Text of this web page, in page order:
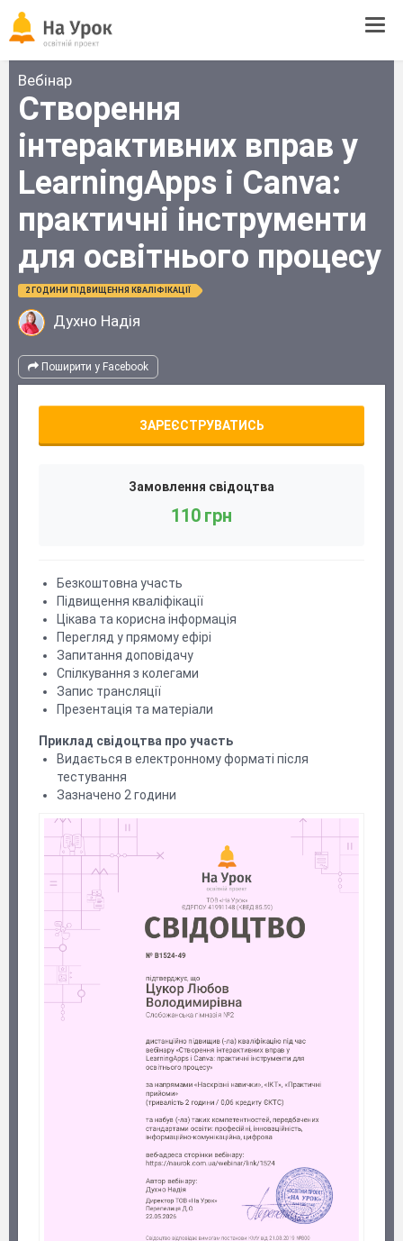
Вебінар
Створення
інтерактивних вправ у
LearningApps і Canva:
практичні інструменти
для освітнього процесу
2 ГОДИНИ ПІДВИЩЕННЯ КВАЛІФІКАЦІЇ
Духно Надія
Поширити у Facebook
ЗАРЕЄСТРУВАТИСЬ
Замовлення свідоцтва
110 грн
Безкоштовна участь
Підвищення кваліфікації
Цікава та корисна інформація
Перегляд у прямому ефірі
Запитання доповідачу
Спілкування з колегами
Запис трансляції
Презентація та матеріали
Приклад свідоцтва про участь
Видається в електронному форматі після
тестування
Зазначено 2 години